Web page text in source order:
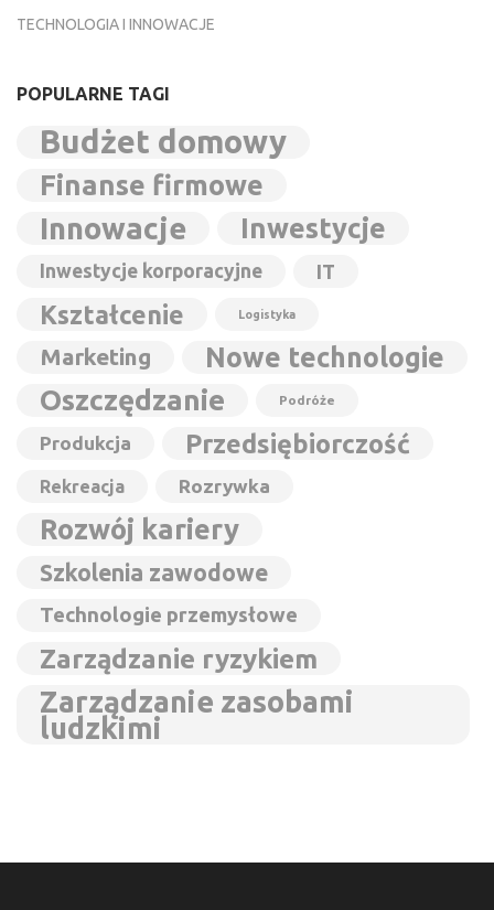
TECHNOLOGIA I INNOWACJE
POPULARNE TAGI
Budżet domowy
Finanse firmowe
Innowacje Inwestycje
Inwestycje korporacyjne IT
Kształcenie Logistyka
Marketing Nowe technologie
Oszczędzanie Podróże
Produkcja Przedsiębiorczość
Rekreacja Rozrywka
Rozwój kariery
Szkolenia zawodowe
Technologie przemysłowe
Zarządzanie ryzykiem
Zarządzanie zasobami
ludzkimi